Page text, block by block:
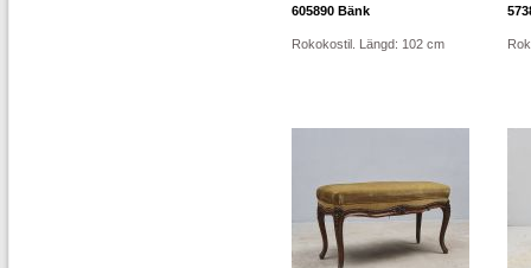
605890 Bänk
Rokokostil. Längd: 102 cm